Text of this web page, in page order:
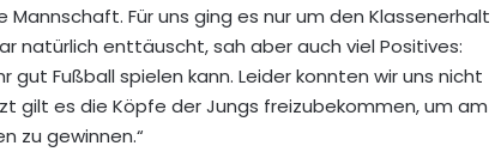
Für uns ging es nur um den Klassenerhalt
natürlich enttäuscht, sah aber auch viel Positives:
Fußball spielen kann. Leider konnten wir uns nicht
gilt es die Köpfe der Jungs freizubekommen, um am
zu gewinnen.“